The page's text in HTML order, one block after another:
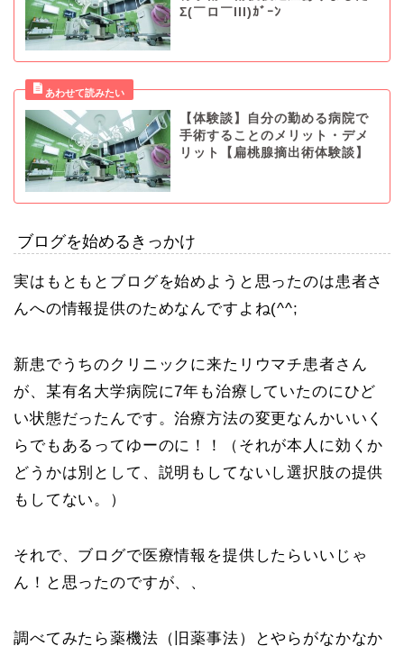
Σ(￣ロ￣lll)ｶﾞｰﾝ
【体験談】自分の勤める病院で
手術することのメリット・デメ
リット【扁桃腺摘出術体験談】
ブログを始めるきっかけ
実はもともとブログを始めようと思ったのは患者さ
んへの情報提供のためなんですよね(^^;
新患でうちのクリニックに来たリウマチ患者さん
が、某有名大学病院に7年も治療していたのにひど
い状態だったんです。治療方法の変更なんかいいく
らでもあるってゆーのに！！（それが本人に効くか
どうかは別として、説明もしてないし選択肢の提供
もしてない。）
それで、ブログで医療情報を提供したらいいじゃ
ん！と思ったのですが、、
調べてみたら薬機法（旧薬事法）とやらがなかなか